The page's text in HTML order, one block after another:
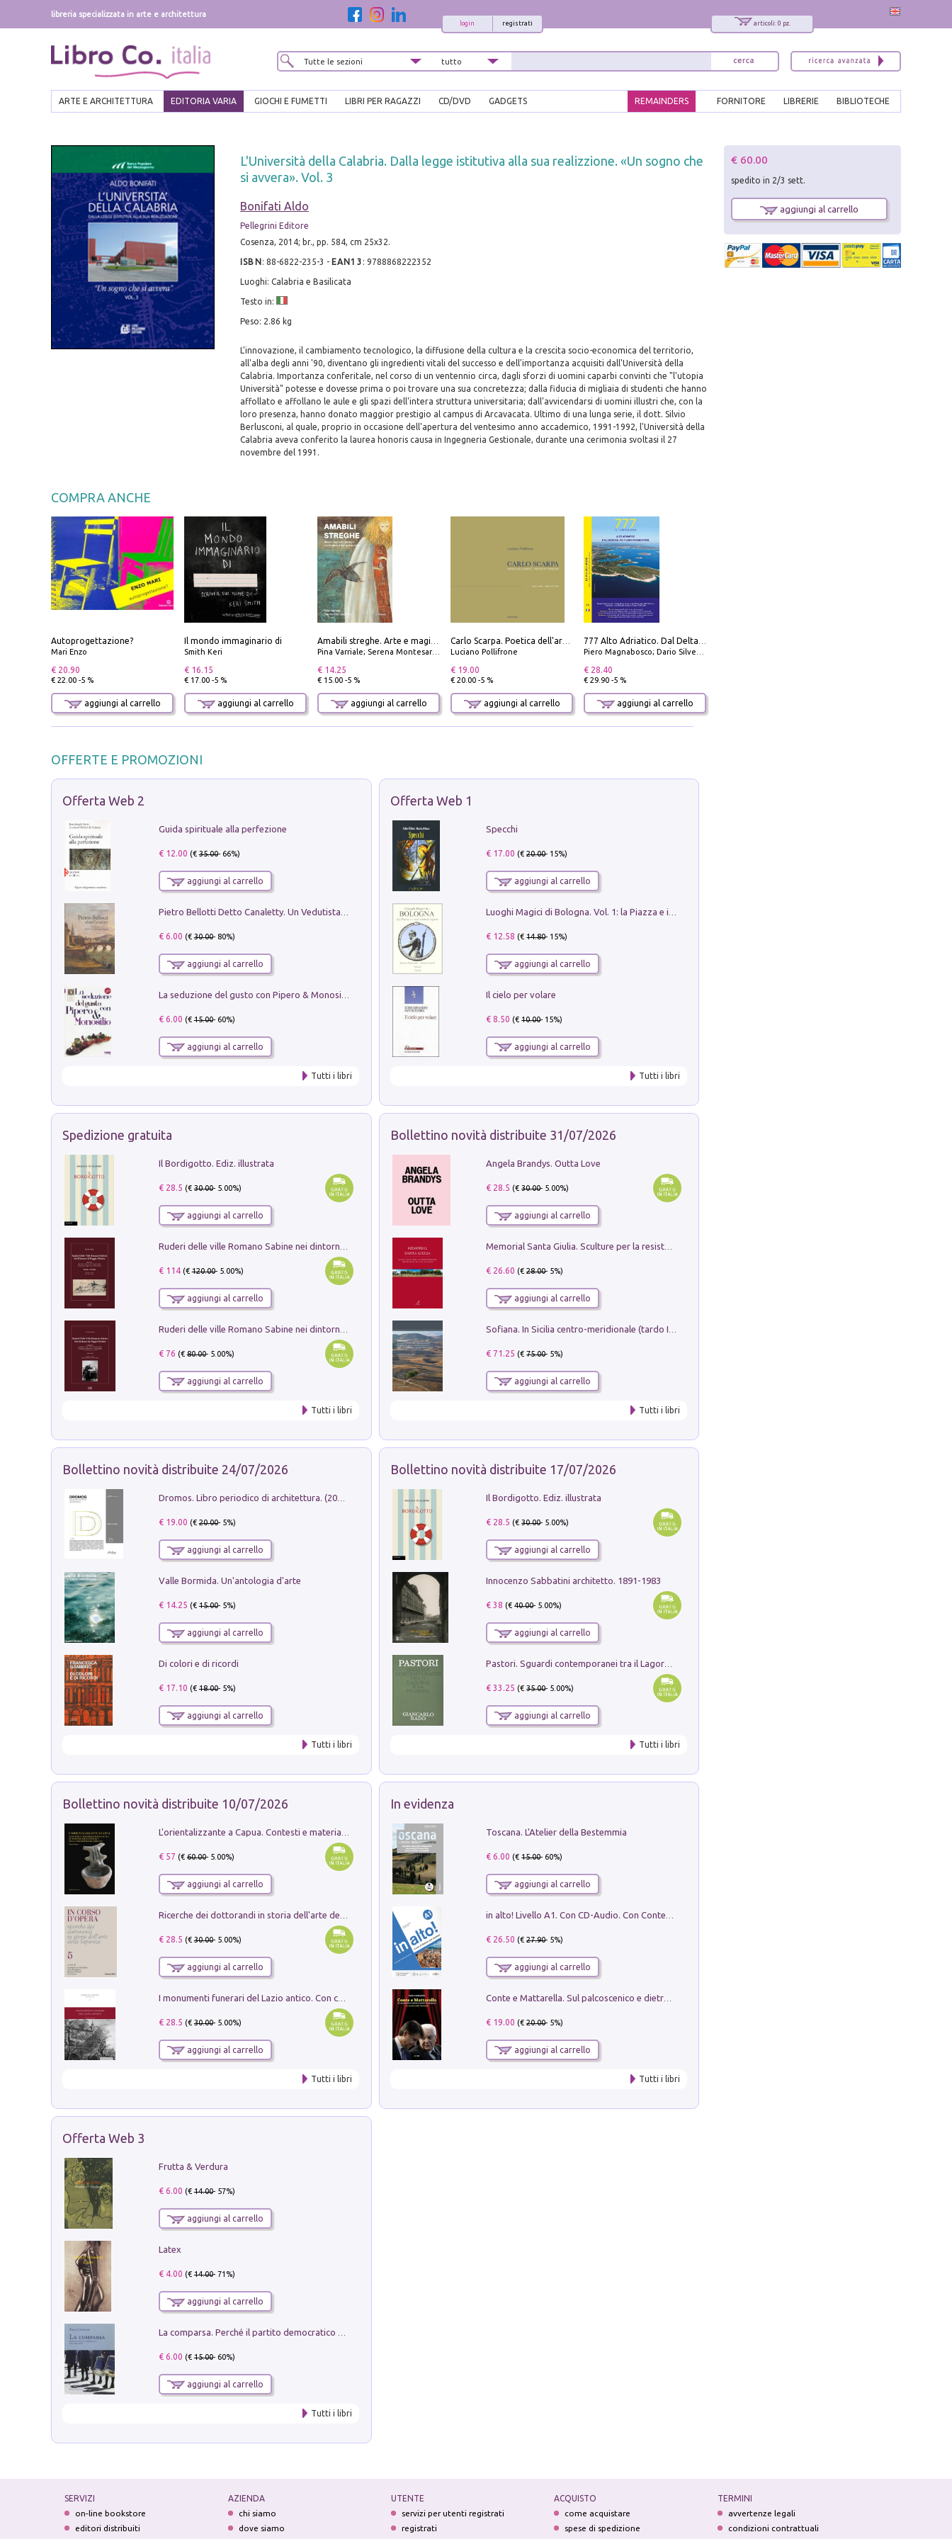
libreria specializzata in arte e architettura
articoli: 0 pz.
registrati
login
ARTE E ARCHITETTURA EDITORIA VARIA GIOCHI E FUMETTI LIBRI PER RAGAZZI CD/DVD GADGETS BIBLIOTECHE
LIBRERIE
FORNITORE
REMAINDERS
L'Università della Calabria. Dalla legge istitutiva alla sua realizzione. «Un sogno che
si avvera». Vol. 3
Bonifati Aldo
Pellegrini Editore
Cosenza, 2014; br., pp. 584, cm 25x32.
ISBN : 88-6822-235-3 - EAN13 : 9788868222352
Luoghi: Calabria e Basilicata
Testo in:
Peso: 2.86 kg
L'innovazione, il cambiamento tecnologico, la diffusione della cultura e la crescita socio-economica del territorio,
all'alba degli anni '90, diventano gli ingredienti vitali del successo e dell'importanza acquisiti dall'Università della
Calabria. Importanza conferitale, nel corso di un ventennio circa, dagli sforzi di uomini caparbi convinti che "l'utopia
Università" potesse e dovesse prima o poi trovare una sua concretezza; dalla fiducia di migliaia di studenti che hanno
affollato e affollano le aule e gli spazi dell'intera struttura universitaria; dall'avvicendarsi di uomini illustri che, con la
loro presenza, hanno donato maggior prestigio al campus di Arcavacata. Ultimo di una lunga serie, il dott. Silvio
Berlusconi, al quale, proprio in occasione dell'apertura del ventesimo anno accademico, 1991-1992, l'Università della
Calabria aveva conferito la laurea honoris causa in Ingegneria Gestionale, durante una cerimonia svoltasi il 27
novembre del 1991.
COMPRA ANCHE
Autoprogettazione?
Mari Enzo
€ 20.90
€ 22.00 -5 %
aggiungi al carrello
Il mondo immaginario di
Smith Keri
€ 16.15
€ 17.00 -5 %
aggiungi al carrello
Pina Varriale; Serena Montesarchio
€ 14.25
€ 15.00 -5 %
aggiungi al carrello
Luciano Pollifrone
€ 19.00
€ 20.00 -5 %
aggiungi al carrello
Piero Magnabosco; Dario Silvestro; Marco Sbrizzi
€ 28.40
€ 29.90 -5 %
aggiungi al carrello
OFFERTE E PROMOZIONI
Offerta Web 2
Guida spirituale alla perfezione
€ 12.00 (€35.00- 66%)
aggiungi al carrello
€ 6.00 (€30.00- 80%)
aggiungi al carrello
€ 6.00 (€15.00- 60%)
aggiungi al carrello
Tutti i libri
Offerta Web 1
Specchi
€ 17.00 (€20.00- 15%)
aggiungi al carrello
€ 12.58 (€14.80- 15%)
aggiungi al carrello
Il cielo per volare
€ 8.50 (€10.00- 15%)
aggiungi al carrello
Tutti i libri
Spedizione gratuita
Il Bordigotto. Ediz. illustrata
€ 28.5 (€30.00- 5.00%)
aggiungi al carrello
€ 114(€120.00- 5.00%)
aggiungi al carrello
€ 76 (€80.00- 5.00%)
aggiungi al carrello
Tutti i libri
Bollettino novità distribuite 31/07/2026
Angela Brandys. Outta Love
€ 28.5 (€30.00- 5.00%)
aggiungi al carrello
€ 26.60 (€28.00- 5%)
aggiungi al carrello
€ 71.25 (€75.00- 5%)
aggiungi al carrello
Tutti i libri
Bollettino novità distribuite 24/07/2026
Dromos. Libro periodico di architettura. (2026). Vol. 15: Post-model
€ 19.00 (€20.00- 5%)
aggiungi al carrello
Valle Bormida. Un'antologia d'arte
€ 14.25 (€15.00- 5%)
aggiungi al carrello
Di colori e di ricordi
€ 17.10 (€18.00- 5%)
aggiungi al carrello
Tutti i libri
Bollettino novità distribuite 17/07/2026
Il Bordigotto. Ediz. illustrata
€ 28.5 (€30.00- 5.00%)
aggiungi al carrello
Innocenzo Sabbatini architetto. 1891-1983
€ 38 (€40.00- 5.00%)
aggiungi al carrello
€ 33.25 (€35.00- 5.00%)
aggiungi al carrello
Tutti i libri
Bollettino novità distribuite 10/07/2026
€ 57 (€60.00- 5.00%)
aggiungi al carrello
€ 28.5 (€30.00- 5.00%)
aggiungi al carrello
I monumenti funerari del Lazio antico. Con cartella con tavole
€ 28.5 (€30.00- 5.00%)
aggiungi al carrello
Tutti i libri
In evidenza
Toscana. L'Atelier della Bestemmia
€ 6.00 (€15.00- 60%)
aggiungi al carrello
€ 26.50 (€27.90- 5%)
aggiungi al carrello
€ 19.00 (€20.00- 5%)
aggiungi al carrello
Tutti i libri
Offerta Web 3
Frutta & Verdura
€ 6.00 (€14.00- 57%)
aggiungi al carrello
Latex
€ 4.00 (€14.00- 71%)
aggiungi al carrello
€ 6.00 (€15.00- 60%)
aggiungi al carrello
Tutti i libri
€ 60.00
spedito in 2/3 sett.
aggiungi al carrello
SERVIZI
on-line bookstore
editori distribuiti
AZIENDA
chi siamo
dove siamo
UTENTE
servizi per utenti registrati
registrati
ACQUISTO
come acquistare
spese di spedizione
TERMINI
avvertenze legali
condizioni contrattuali
x
Interessato ai nostri libri?
Sarai informato delle nostre novità, potrai
comunque cancellarti quando desideri.
modulo di iscrizione